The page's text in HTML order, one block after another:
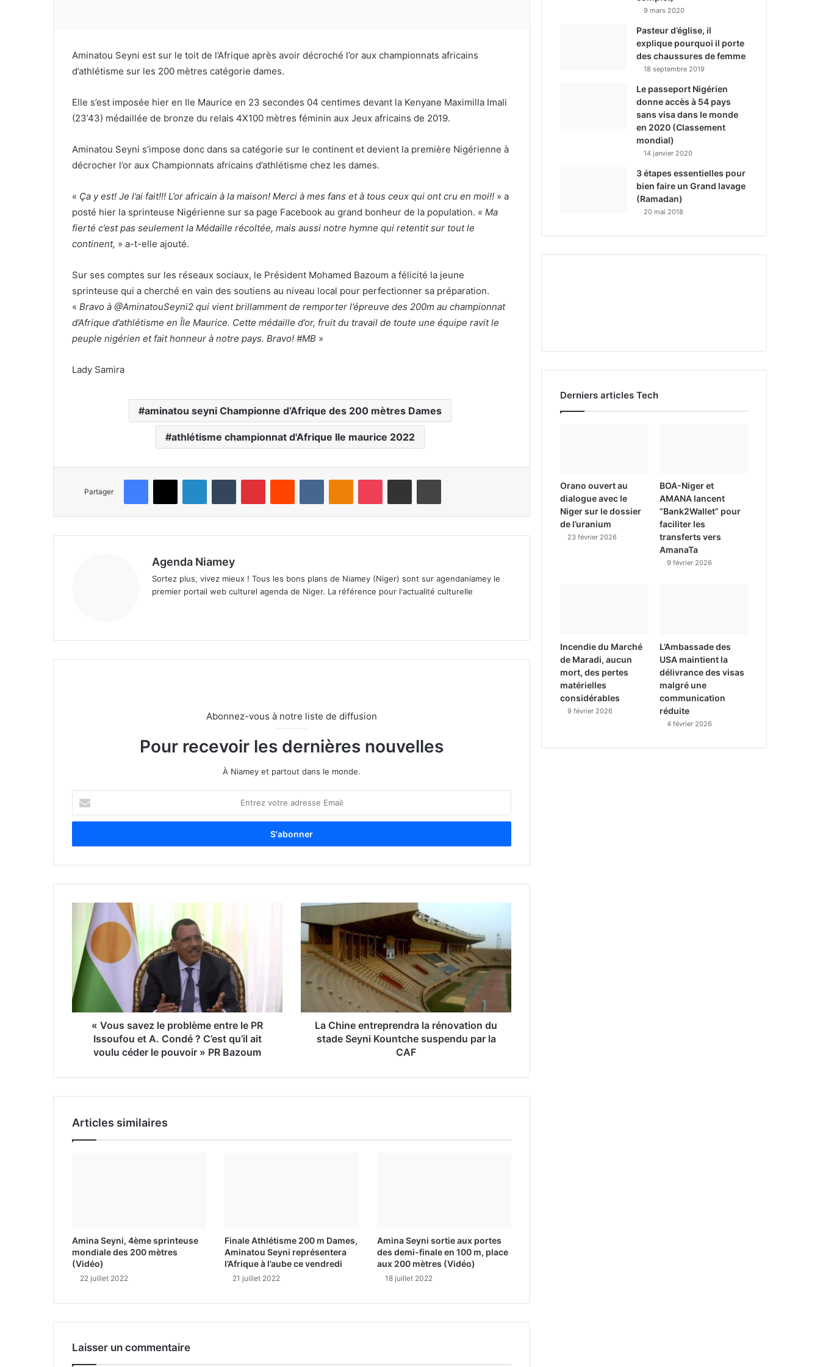
Aminatou Seyni est sur le toit de l’Afrique après avoir décroché l’or aux championnats africains
d’athlétisme sur les 200 mètres catégorie dames.
Elle s’est imposée hier en Ile Maurice en 23 secondes 04 centimes devant la Kenyane Maximilla Imali
(23’43) médaillée de bronze du relais 4X100 mètres féminin aux Jeux africains de 2019.
Aminatou Seyni s’impose donc dans sa catégorie sur le continent et devient la première Nigérienne à
décrocher l’or aux Championnats africains d’athlétisme chez les dames.
« Ça y est! Je l’ai fait!!! L’or africain à la maison! Merci à mes fans et à tous ceux qui ont cru en moi!! » a
posté hier la sprinteuse Nigérienne sur sa page Facebook au grand bonheur de la population. « Ma
fierté c’est pas seulement la Médaille récoltée, mais aussi notre hymne qui retentit sur tout le
continent, » a-t-elle ajouté.
Sur ses comptes sur les réseaux sociaux, le Président Mohamed Bazoum a félicité la jeune
sprinteuse qui a cherché en vain des soutiens au niveau local pour perfectionner sa préparation.
« Bravo à @AminatouSeyni2 qui vient brillamment de remporter l’épreuve des 200m au championnat
d’Afrique d’athlétisme en Île Maurice. Cette médaille d’or, fruit du travail de toute une équipe ravit le
peuple nigérien et fait honneur à notre pays. Bravo! #MB »
Lady Samira
aminatou seyni Championne d’Afrique des 200 mètres Dames
athlétisme championnat d'Afrique Ile maurice 2022
Partager
Agenda Niamey
Sortez plus, vivez mieux ! Tous les bons plans de Niamey (Niger) sont sur agendaniamey le
premier portail web culturel agenda de Niger. La référence pour l'actualité culturelle
Abonnez-vous à notre liste de diffusion
Pour recevoir les dernières nouvelles
À Niamey et partout dans le monde.
t
e
o
s
s
e
l
« Vous savez le problème entre le PR
Issoufou et A. Condé ? C’est qu’il ait
voulu céder le pouvoir » PR Bazoum
La Chine entreprendra la rénovation du
stade Seyni Kountche suspendu par la
CAF
Articles similaires
Amina Seyni, 4ème sprinteuse
mondiale des 200 mètres
(Vidéo)
22 juillet 2022
Finale Athlétisme 200 m Dames,
Aminatou Seyni représentera
l’Afrique à l’aube ce vendredi
21 juillet 2022
Amina Seyni sortie aux portes
des demi-finale en 100 m, place
aux 200 mètres (Vidéo)
18 juillet 2022
Laisser un commentaire
9 mars 2020
Pasteur d’église, il
explique pourquoi il porte
des chaussures de femme
18 septembre 2019
Le passeport Nigérien
donne accès à 54 pays
sans visa dans le monde
en 2020 (Classement
mondial)
14 janvier 2020
3 étapes essentielles pour
bien faire un Grand lavage
(Ramadan)
20 mai 2018
Derniers articles Tech
Orano ouvert au
dialogue avec le
Niger sur le dossier
de l’uranium
23 février 2026
BOA-Niger et
AMANA lancent
“Bank2Wallet” pour
faciliter les
transferts vers
AmanaTa
9 février 2026
Incendie du Marché
de Maradi, aucun
mort, des pertes
matérielles
considérables
9 février 2026
L’Ambassade des
USA maintient la
délivrance des visas
malgré une
communication
réduite
4 février 2026